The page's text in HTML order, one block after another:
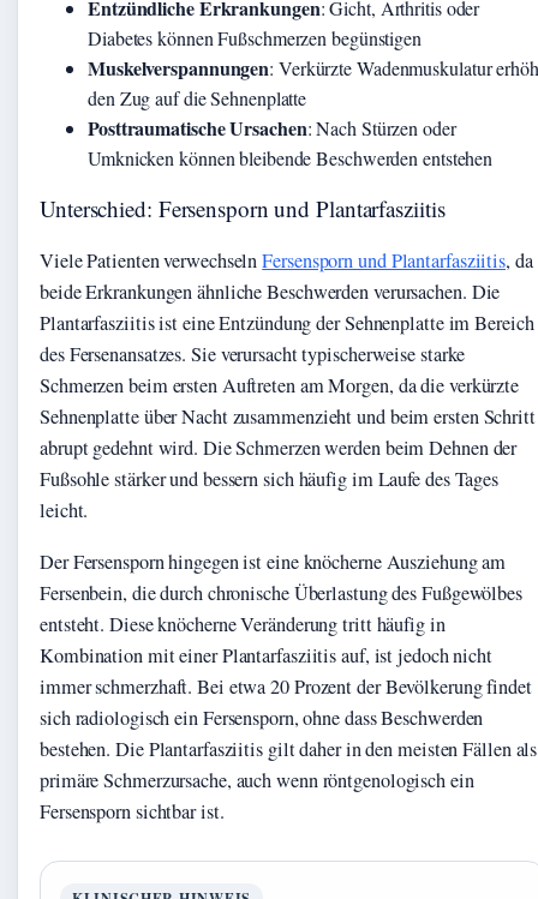
Entzündliche Erkrankungen: Gicht, Arthritis oder
Diabetes können Fußschmerzen begünstigen
Muskelverspannungen: Verkürzte Wadenmuskulatur
den Zug auf die Sehnenplatte
Posttraumatische Ursachen: Nach Stürzen oder
Umknicken können bleibende Beschwerden entstehen
Unterschied: Fersensporn und Plantarfasziitis
Viele Patienten verwechselnFersensporn und Plantarfasziitis, da
beide Erkrankungen ähnliche Beschwerden verursachen. Die
Plantarfasziitis ist eine Entzündung der Sehnenplatte im Bereich
des Fersenansatzes. Sie verursacht typischerweise starke
Schmerzen beim ersten Auftreten am Morgen, da die verkürzte
Sehnenplatte über Nacht zusammenzieht und beim ersten Schritt
abrupt gedehnt wird. Die Schmerzen werden beim Dehnen der
Fußsohle stärker und bessern sich häufig im Laufe des Tages
leicht.
Der Fersensporn hingegen ist eine knöcherne Ausziehung am
Fersenbein, die durch chronische Überlastung des Fußgewölbes
entsteht. Diese knöcherne Veränderung tritt häufig in
Kombination mit einer Plantarfasziitis auf, ist jedoch nicht
immer schmerzhaft. Bei etwa 20 Prozent der Bevölkerung findet
sich radiologisch ein Fersensporn, ohne dass Beschwerden
bestehen. Die Plantarfasziitis gilt daher in den meisten Fällen als
primäre Schmerzursache, auch wenn röntgenologisch ein
Fersensporn sichtbar ist.